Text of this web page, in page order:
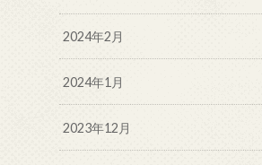
2024年2月
2024年1月
2023年12月